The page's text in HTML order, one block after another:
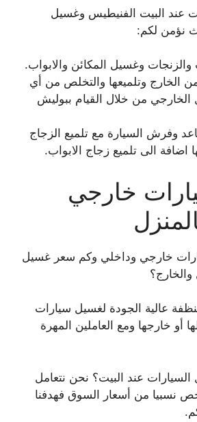
عند البيت الفنيطيس وغسيل
نؤمن لكم:
الخارج وتلميعها والتخلص من أي
من خلال القيام ببوليش
وفرش السيارة مع تلميع الزجاج
اضافة الى تلميع زجاج الابواب.
خارجي
خارجي وداخلي وكم سعر غسيل
عالية الجودة لغسيل سيارات
أو خارجها ومع العاملين المهرة
عند البيت؟ نحن نتعامل
نسبيا من أسعار السوق فهدفنا